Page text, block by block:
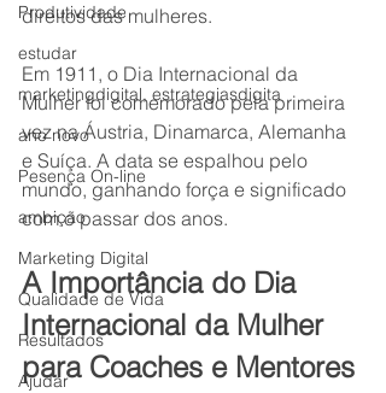
Produtividade
estudar
marketingdigital, estrategiasdigita
ano novo
Pesença On-line
ambição
Marketing Digital
Qualidade de Vida
Resultados
Ajudar
direitos das mulheres.
Em 1911, o Dia Internacional da
Mulher foi comemorado pela primeira
vez na Áustria, Dinamarca, Alemanha
e Suíça. A data se espalhou pelo
mundo, ganhando força e significado
com o passar dos anos.
A Importância do Dia
Internacional da Mulher
para Coaches e Mentores